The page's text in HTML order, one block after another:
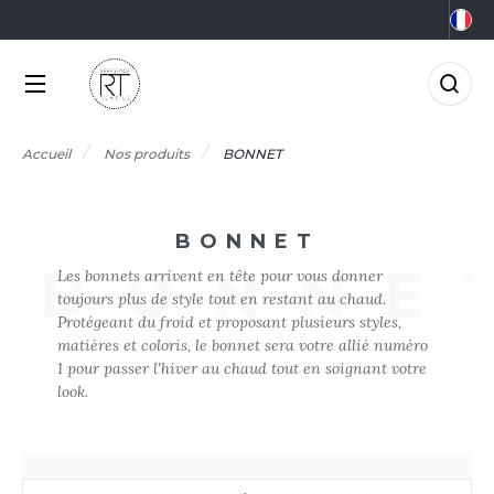
NOS PRODUITS
NOS PRODUITS
LES MARQUES
LUX
BASE
MÉTIERS
MÉTIERS
ÊTRE
NOUVEAUTÉS
LES OFFRES
LES OFFRES
FIN DE SÉRIE
Accueil Nos produits BONNET
BONNET
Les bonnets arrivent en tête pour vous donner
toujours plus de style tout en restant au chaud.
Protégeant du froid et proposant plusieurs styles,
matières et coloris, le bonnet sera votre allié numéro
1 pour passer l'hiver au chaud tout en soignant votre
look.